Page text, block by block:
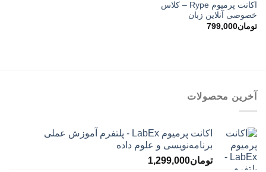
اکانت پرمیوم Rype – کلاس
خصوصی آنلاین زبان
تومان799,000
آخرین محصولات
اکانت پرمیوم LabEx - پلتفرم آموزش عملی
برنامه‌نویسی و علوم داده
تومان1,299,000